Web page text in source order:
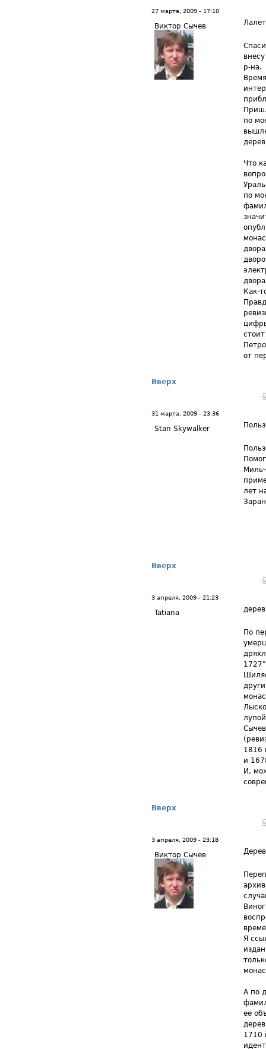
27 марта, 2009 - 17:10
Виктор Сычев
р-на.
по
Что
по
Как-
от
Вверх
31 марта, 2009 - 23:36
Stan Skywalker
лет
Вверх
3 апреля, 2009 - 21:23
Tatiana
По
1816
и
И,
Вверх
3 апреля, 2009 - 23:18
Виктор Сычев
Я
А по
ее
1710